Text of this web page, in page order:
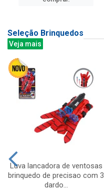
Seleção Brinquedos
Veja mais
Luva lancadora de ventosas
brinquedo de precisao com 3
dardo...